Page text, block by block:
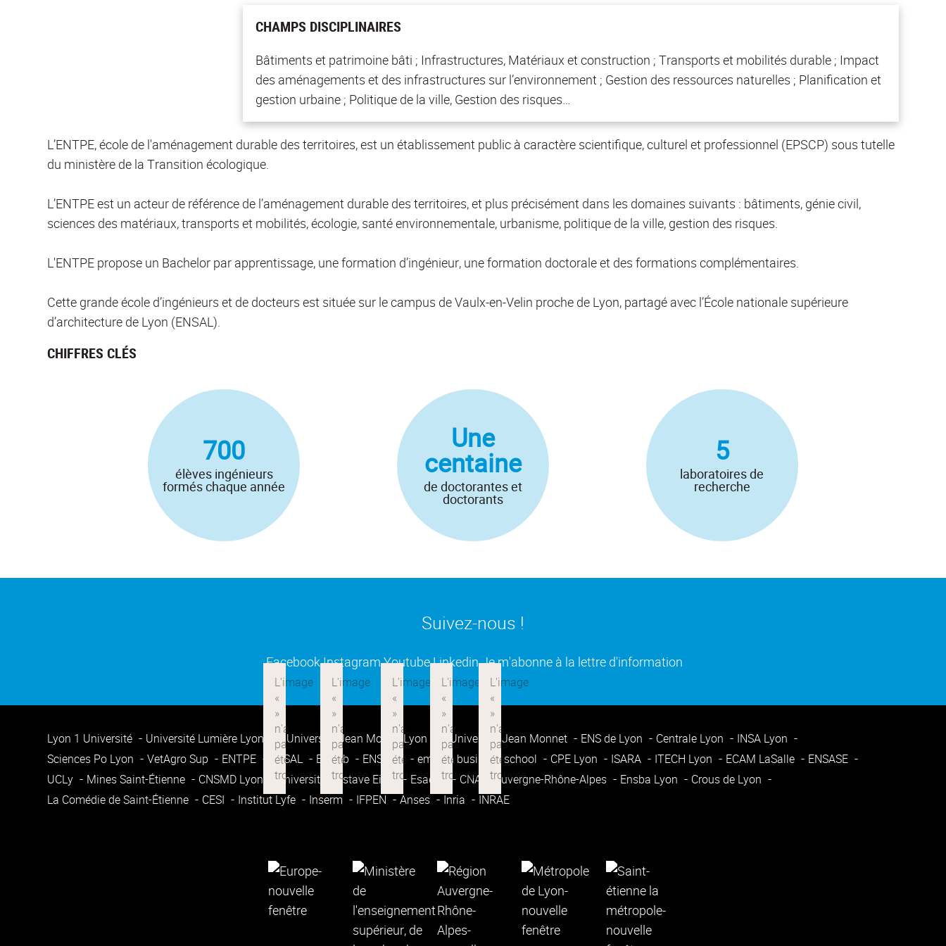
L’ENTPE, école de l'aménagement durable des territoires, est un établissement public à caractère scientifique, culturel et professionnel (EPSCP) sous tutelle
du ministère de la Transition écologique.
L’ENTPE est un acteur de référence de l’aménagement durable des territoires, et plus précisément dans les domaines suivants : bâtiments, génie civil,
sciences des matériaux, transports et mobilités, écologie, santé environnementale, urbanisme, politique de la ville, gestion des risques.
L'ENTPE propose un Bachelor par apprentissage, une formation d’ingénieur, une formation doctorale et des formations complémentaires.
Cette grande école d’ingénieurs et de docteurs est située sur le campus de Vaulx-en-Velin proche de Lyon, partagé avec l’École nationale supérieure
d’architecture de Lyon (ENSAL).
CHIFFRES CLÉS
700
élèves ingénieurs
formés chaque année
Une
centaine
de doctorantes et
doctorants
5
laboratoires de
recherche
CHAMPS DISCIPLINAIRES
Bâtiments et patrimoine bâti ; Infrastructures, Matériaux et construction ; Transports et mobilités durable ; Impact
des aménagements et des infrastructures sur l’environnement ; Gestion des ressources naturelles ; Planification et
gestion urbaine ; Politique de la ville, Gestion des risques…
Suivez-nous !
Facebook(ouverture dans une nouvelle fenêtre)
Instagram(ouverture dans une nouvelle fenêtre)
Youtube(ouverture dans une nouvelle fenêtre)
Linkedin(ouverture dans une nouvelle fenêtre)
Je m'abonne à la lettre d'information
Lyon 1 Université Université Lumière Lyon 2 Université Jean Moulin Lyon 3 Université Jean Monnet ENS de Lyon Centrale Lyon
INSA Lyon
Sciences Po Lyon
VetAgro Sup ENTPE ENSAL Enssib ENSATT emlyon business school CPE Lyon ISARA ITECH Lyon ECAM LaSalle
ENSASE
UCLy
Mines Saint-Étienne CNSMD Lyon Université Gustave Eiffel Esadse CNAM Auvergne-Rhône-Alpes Ensba Lyon
Crous de Lyon
La Comédie de Saint-Étienne
CESI Institut Lyfe Inserm IFPEN Anses Inria INRAE